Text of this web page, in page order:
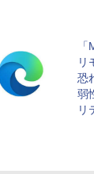
リ
恐
弱
リ